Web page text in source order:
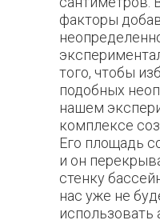
факторы
того, чтобы
подобных
нашем
комплексе
Его площадь
и он
стенку
нас уже не